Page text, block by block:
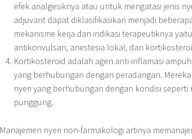
efek analgesiknya atau untuk mengatasi jenis
adjuvant dapat diklasifikasikan menjadi
mekanisme kerja dan indikasi terapeutiknya
antikonvulsan, anestesia lokal, dan
Kortikosteroid adalah agen anti-inflamasi
yang berhubungan dengan peradangan.
nyeri yang berhubungan dengan kondisi
punggung.
Manajemen nyeri non-farmakologi artinya